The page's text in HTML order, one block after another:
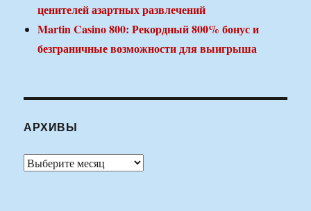
ценителей азартных развлечений
Martin Casino 800: Рекордный 800% бонус и
безграничные возможности для выигрыша
АРХИВЫ
Архивы